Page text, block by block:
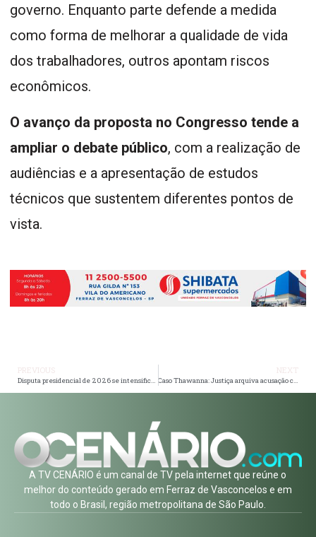
governo. Enquanto parte defende a medida
como forma de melhorar a qualidade de vida
dos trabalhadores, outros apontam riscos
econômicos.
O avanço da proposta no Congresso tende a
ampliar o debate público, com a realização de
audiências e a apresentação de estudos
técnicos que sustentem diferentes pontos de
vista.
Disputa presidencial de 2026 se intensifica: liderança de Lula diminui e cenário aponta maior competitividade Caso Thawanna: Justiça arquiva acusação contra marido e investigação segue sob questionamentos
A TV CENÁRIO é um canal de TV pela internet que reúne o
melhor do conteúdo gerado em Ferraz de Vasconcelos e em
todo o Brasil, região metropolitana de São Paulo.